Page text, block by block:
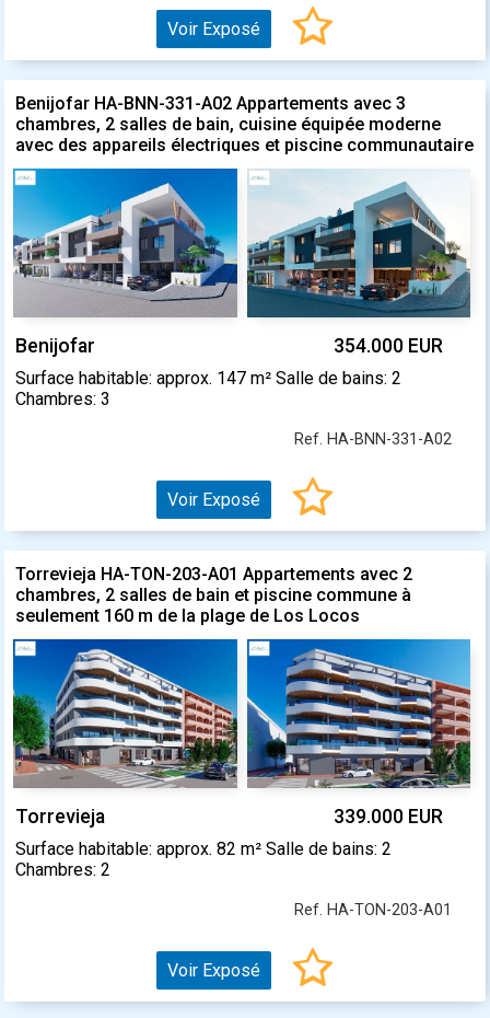
Voir Exposé
Benijofar HA-BNN-331-A02 Appartements avec 3
chambres, 2 salles de bain, cuisine équipée moderne
avec des appareils électriques et piscine communautaire
Benijofar 354.000 EUR
Surface habitable: approx. 147 m² Salle de bains: 2
Chambres: 3
Ref. HA-BNN-331-A02
Voir Exposé
Torrevieja HA-TON-203-A01 Appartements avec 2
chambres, 2 salles de bain et piscine commune à
seulement 160 m de la plage de Los Locos
Torrevieja 339.000 EUR
Surface habitable: approx. 82 m² Salle de bains: 2
Chambres: 2
Ref. HA-TON-203-A01
Voir Exposé